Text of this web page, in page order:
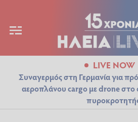
LIVE NOW
Συναγερμός στη Γερμανία για
αεροπλάνου cargo με drone στο